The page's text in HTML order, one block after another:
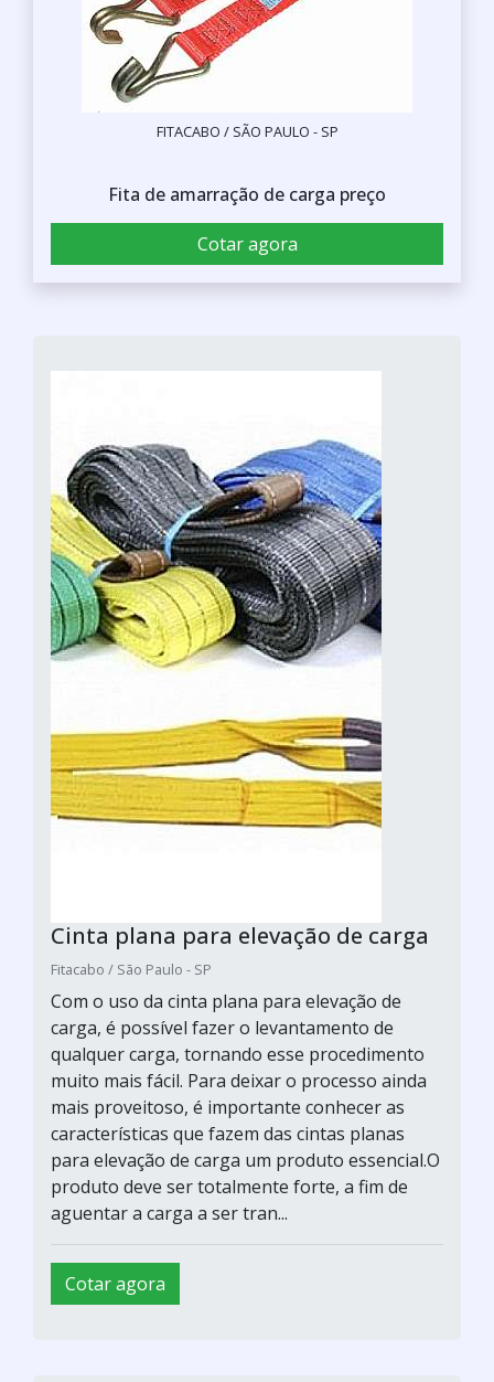
FITACABO / SÃO PAULO - SP
Fita de amarração de carga preço
Cotar agora
Cinta plana para elevação de carga
Fitacabo / São Paulo - SP
Com o uso da cinta plana para elevação de
carga, é possível fazer o levantamento de
qualquer carga, tornando esse procedimento
muito mais fácil. Para deixar o processo ainda
mais proveitoso, é importante conhecer as
características que fazem das cintas planas
para elevação de carga um produto essencial.O
produto deve ser totalmente forte, a fim de
aguentar a carga a ser tran...
Cotar agora